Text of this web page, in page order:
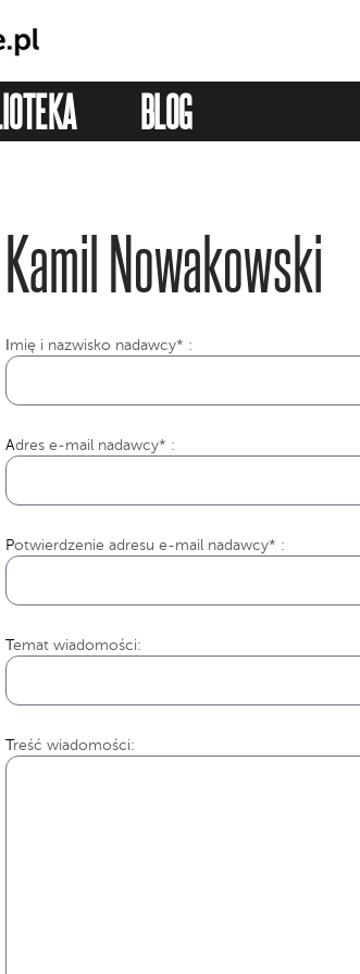
BLOG
Kamil Nowakowski
mię i nazwisko nadawcy* :
Adres e-mail nadawcy* :
Potwierdzenie adresu e-mail nadawcy* :
Temat wiadomości:
Treść wiadomości: